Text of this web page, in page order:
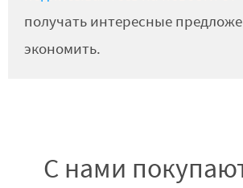
получать интересные
экономить.
С нами